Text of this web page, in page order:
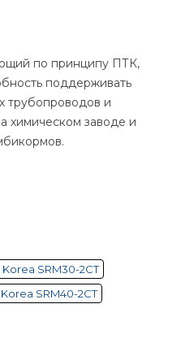
по принципу ПТК,
поддерживать
трубопроводов и
химическом заводе и
Korea SRM30-2CT
SRM40-2CT